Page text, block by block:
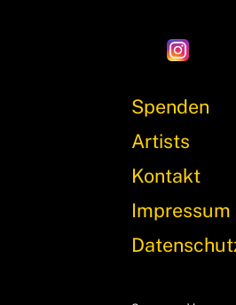
Spenden
Artists
Kontakt
Impressum